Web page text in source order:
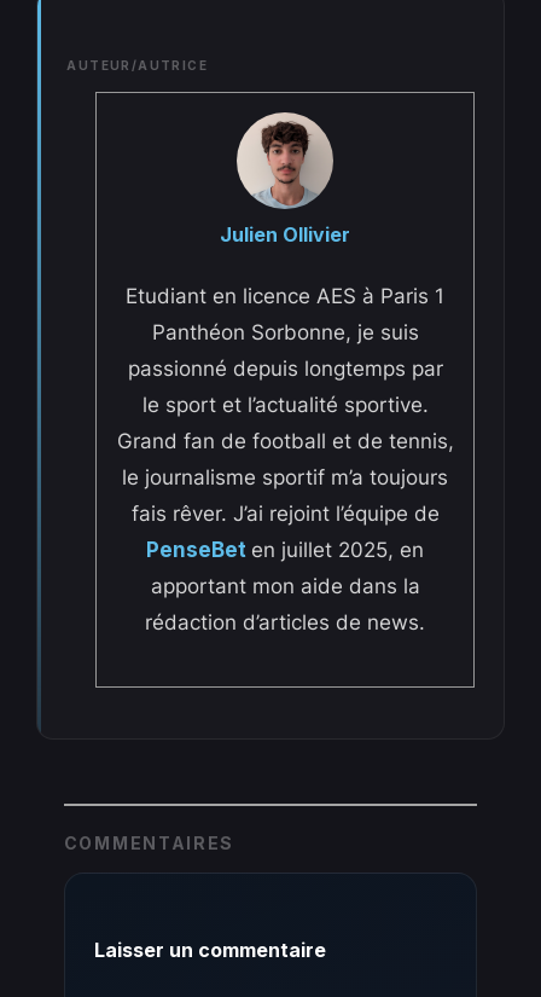
AUTEUR/AUTRICE
Julien Ollivier
Etudiant en licence AES à Paris 1
Panthéon Sorbonne, je suis
passionné depuis longtemps par
le sport et l’actualité sportive.
Grand fan de football et de tennis,
le journalisme sportif m’a toujours
fais rêver. J’ai rejoint l’équipe de
PenseBet en juillet 2025, en
apportant mon aide dans la
rédaction d’articles de news.
COMMENTAIRES
Laisser un commentaire